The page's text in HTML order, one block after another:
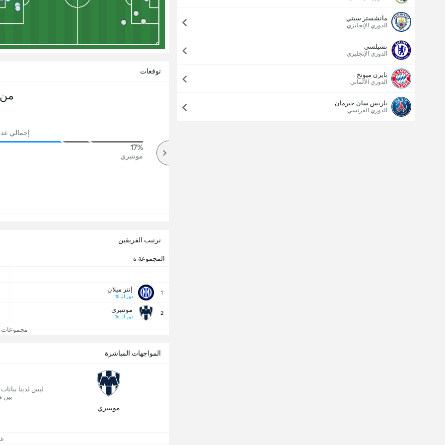
مانشستر سيتي
الدوري الإنجليزي
تشيلسي
الدوري الإنجليزي
بايرن ميونخ
الدوري الألماني
باريس سان جيرمان
الدوري الفرنسي
ترتيب الفريقين
المجموعة ه
1 إنتر ميلان
دور الـ 16
2 مونتيري
دور الـ 16
مجموعات
توقعات
إجمالي عدد
17%
مونتيري
المواجهات المباشرة
مونتيري
ليس لدينا
بين